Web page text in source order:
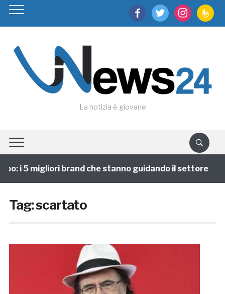
facebooktwitter instagram
La notizia è giovane
i 5 migliori brand che stanno guidando il settore
Tag:scartato